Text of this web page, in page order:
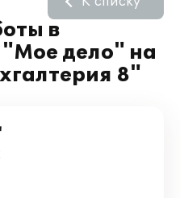
в
дело" на
8"